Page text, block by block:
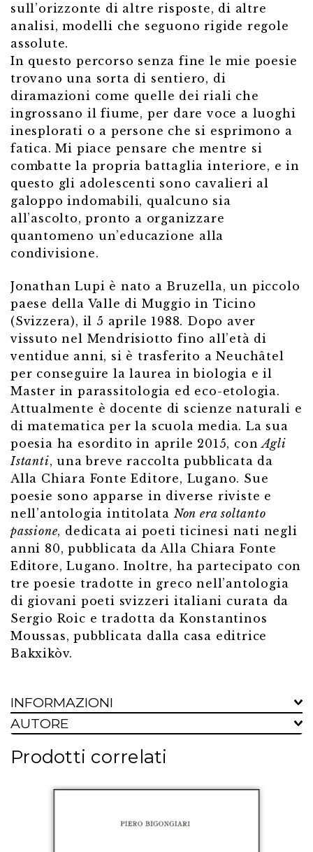
sull’orizzonte di altre risposte, di altre
analisi, modelli che seguono rigide regole
assolute.
In questo percorso senza fine le mie poesie
trovano una sorta di sentiero, di
diramazioni come quelle dei riali che
ingrossano il fiume, per dare voce a luoghi
inesplorati o a persone che si esprimono a
fatica. Mi piace pensare che mentre si
combatte la propria battaglia interiore, e in
questo gli adolescenti sono cavalieri al
galoppo indomabili, qualcuno sia
all’ascolto, pronto a organizzare
quantomeno un’educazione alla
condivisione.
Jonathan Lupi è nato a Bruzella, un piccolo
paese della Valle di Muggio in Ticino
(Svizzera), il 5 aprile 1988. Dopo aver
vissuto nel Mendrisiotto fino all’età di
ventidue anni, si è trasferito a Neuchâtel
per conseguire la laurea in biologia e il
Master in parassitologia ed eco-etologia.
Attualmente è docente di scienze naturali e
di matematica per la scuola media. La sua
poesia ha esordito in aprile 2015, conAgli
Istanti, una breve raccolta pubblicata da
Alla Chiara Fonte Editore, Lugano. Sue
poesie sono apparse in diverse riviste e
nell’antologia intitolata Non era soltanto
passione, dedicata ai poeti ticinesi nati negli
anni 80, pubblicata da Alla Chiara Fonte
Editore, Lugano. Inoltre, ha partecipato con
tre poesie tradotte in greco nell’antologia
di giovani poeti svizzeri italiani curata da
Sergio Roic e tradotta da Konstantinos
Moussas, pubblicata dalla casa editrice
Bakxikòv.
INFORMAZIONI
AUTORE
Prodotti correlati